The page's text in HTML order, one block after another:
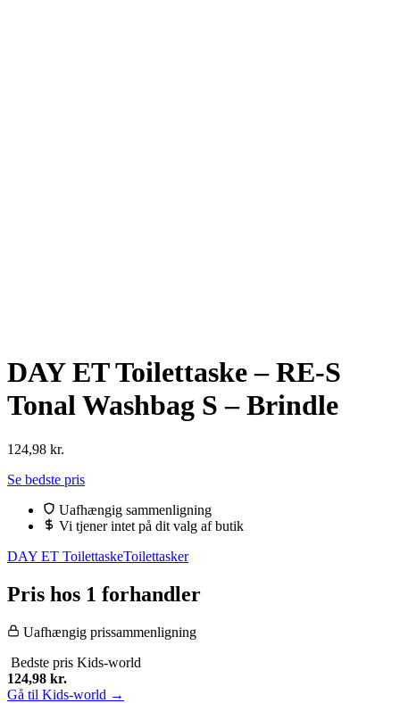
DAY ET Toilettaske – RE-S
Tonal Washbag S – Brindle
124,98 kr.
Se bedste pris
Uafhængig sammenligning
Vi tjener intet på dit valg af butik
DAY ET ToilettaskeToilettasker
Pris hos 1 forhandler
Uafhængig prissammenligning
Bedste pris Kids-world
124,98 kr.
Gå til Kids-world →